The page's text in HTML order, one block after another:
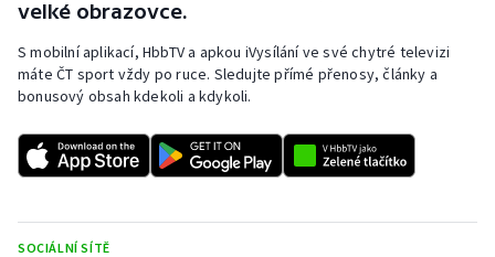
Rychlostní kanoistika
Short track
Sportovní střelba
Stolní tenis
Triatlon
velké obrazovce.
S mobilní aplikací, HbbTV a apkou iVysílání ve své chytré televizi
máte ČT sport vždy po ruce. Sledujte přímé přenosy, články a
bonusový obsah kdekoli a kdykoli.
SOCIÁLNÍ SÍTĚ